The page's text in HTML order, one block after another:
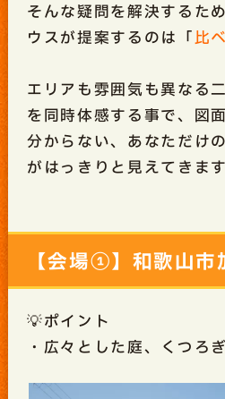
そんな疑問を解決するた
ウスが提案するのは「比
エリアも雰囲気も異なる
を同時体感する事で、図
分からない、あなただけ
がはっきりと見えてきます
【会場①】和歌山市
💡ポイント
・広々とした庭、くつろ